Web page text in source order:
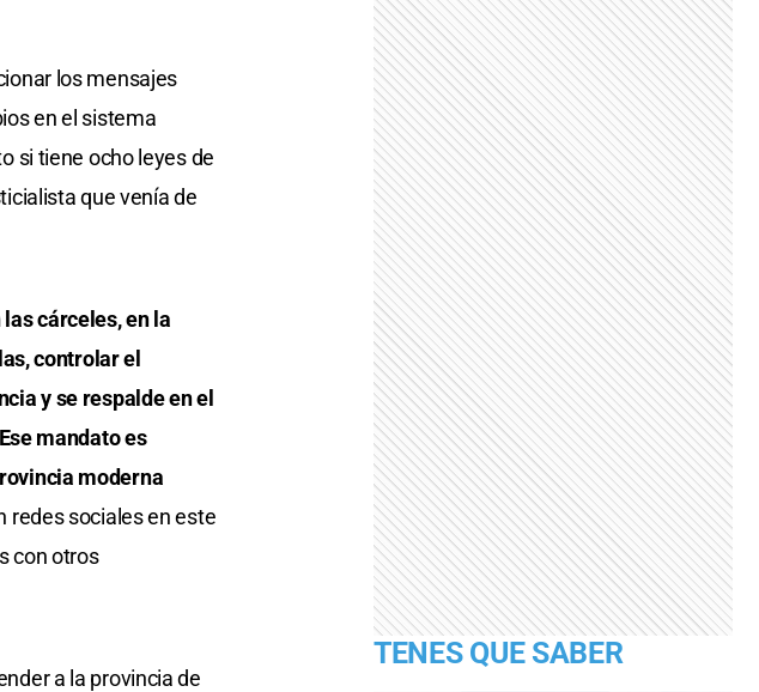
los mensajes
en el sistema
si tiene ocho leyes de
que venía de
cárceles, en la
controlar el
y se respalde en el
mandato es
moderna
redes sociales en este
con otros
a la provincia de
TENES QUE SABER